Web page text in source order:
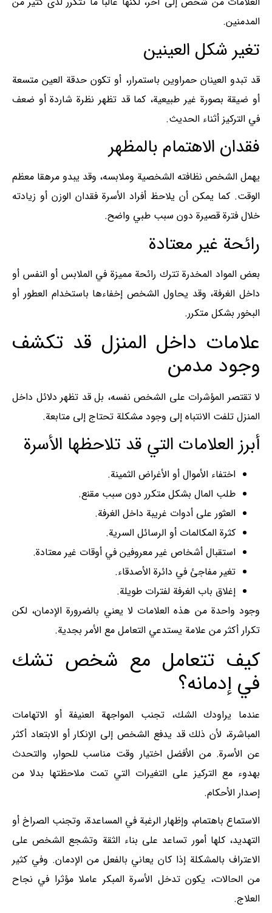
المدمنين.
تغير شكل العينين
قد تبدو العينان حمراوين باستمرار، أو تكون حدقة العين متسعة
أو ضيقة بصورة غير طبيعية، كما قد تظهر نظرة شاردة أو ضعف
في التركيز أثناء الحديث.
فقدان الاهتمام بالمظهر
يهمل الشخص نظافته الشخصية وملابسه، وقد يبدو مرهقا معظم
الوقت. كما يمكن أن يلاحظ أفراد الأسرة فقدان الوزن أو زيادته
خلال فترة قصيرة دون سبب طبي واضح.
رائحة غير معتادة
بعض المواد المخدرة تترك رائحة مميزة في الملابس أو النفس أو
داخل الغرفة، وقد يحاول الشخص إخفاءها باستخدام العطور أو
البخور بشكل متكرر.
علامات داخل المنزل قد تكشف
وجود مدمن
لا تقتصر المؤشرات على الشخص نفسه، بل قد تظهر دلائل داخل
المنزل تلفت الانتباه إلى وجود مشكلة تحتاج إلى متابعة.
أبرز العلامات التي قد تلاحظها الأسرة
اختفاء الأموال أو الأغراض الثمينة.
طلب المال بشكل متكرر دون سبب مقنع.
العثور على أدوات غريبة داخل الغرفة.
كثرة المكالمات أو الرسائل السرية.
استقبال أشخاص غير معروفين في أوقات غير معتادة.
تغير مفاجئ في دائرة الأصدقاء.
إغلاق باب الغرفة لفترات طويلة.
وجود واحدة من هذه العلامات لا يعني بالضرورة الإدمان، لكن
تكرار أكثر من علامة يستدعي التعامل مع الأمر بجدية.
كيف تتعامل مع شخص تشك
في إدمانه؟
عندما يراودك الشك، تجنب المواجهة العنيفة أو الاتهامات
المباشرة، لأن ذلك قد يدفع الشخص إلى الإنكار أو الابتعاد أكثر
عن الأسرة. من الأفضل اختيار وقت مناسب للحوار، والتحدث
بهدوء مع التركيز على التغيرات التي تمت ملاحظتها بدلا من
إصدار الأحكام.
الاستماع باهتمام، وإظهار الرغبة في المساعدة، وتجنب الصراخ أو
التهديد، كلها أمور تساعد على بناء الثقة وتشجع الشخص على
الاعتراف بالمشكلة إذا كان يعاني بالفعل من الإدمان. وفي كثير
من الحالات، يكون تدخل الأسرة المبكر عاملا مؤثرا في نجاح
العلاج.